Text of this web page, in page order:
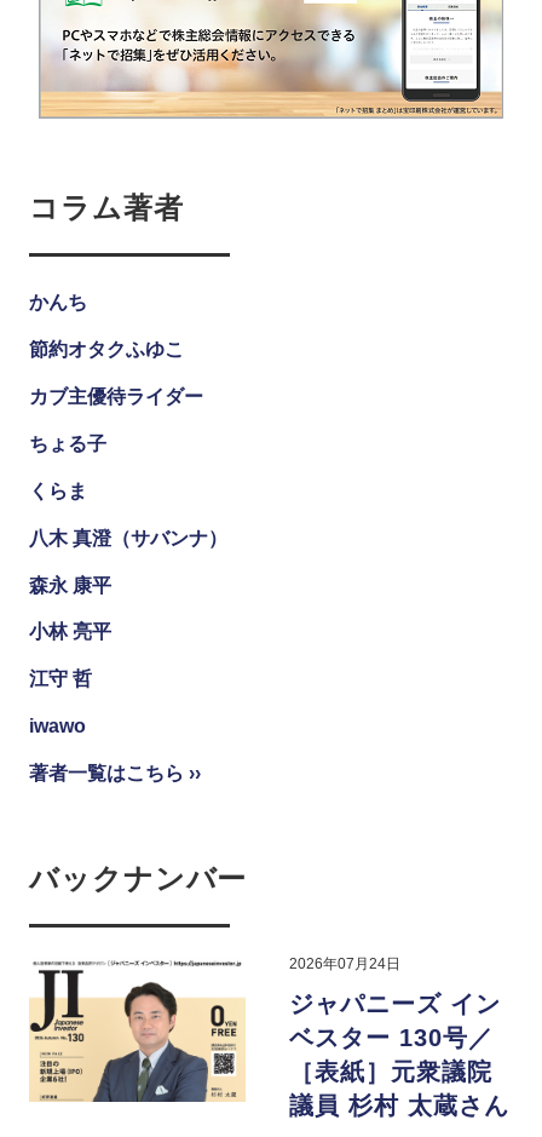
コラム著者
かんち
節約オタクふゆこ
カブ主優待ライダー
ちょる子
くらま
八木 真澄（サバンナ）
森永 康平
小林 亮平
江守 哲
iwawo
著者一覧はこちら ››
バックナンバー
2026年07月24日
ジャパニーズ イン
ベスター 130号／
［表紙］元衆議院
議員 杉村 太蔵さん